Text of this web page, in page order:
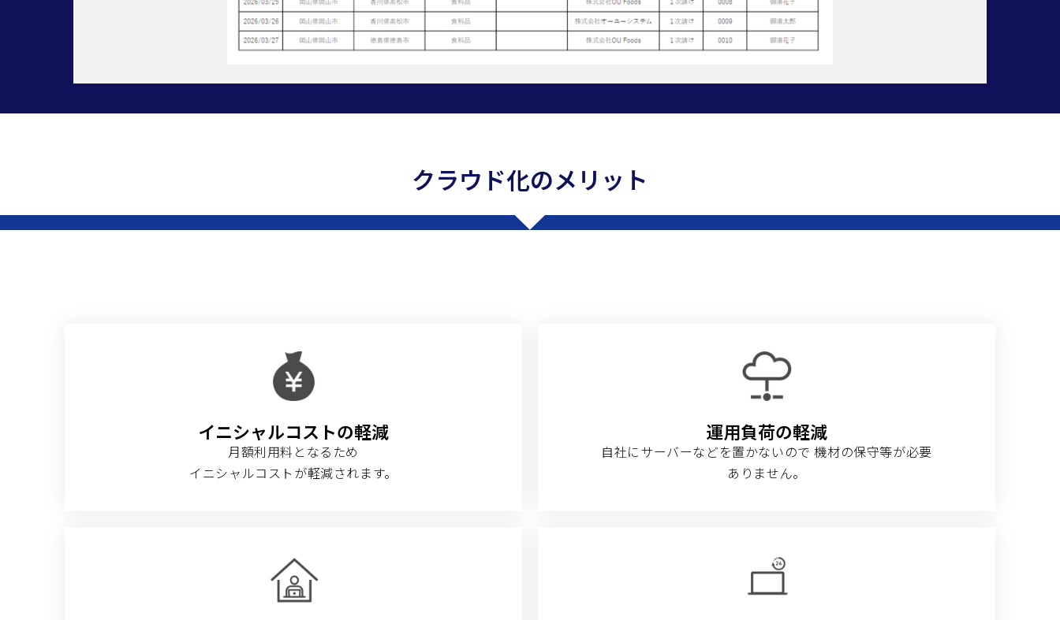
クラウド化のメリット
イニシャルコストの軽減
月額利用料となるため
イニシャルコストが軽減されます。
運用負荷の軽減
自社にサーバーなどを置かないので 機材の保守等が必要
ありません。